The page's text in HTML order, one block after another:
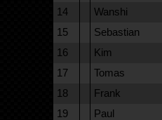
14
Wanshi
15
Sebastian
16
Kim
17
Tomas
18
Frank
19
Paul